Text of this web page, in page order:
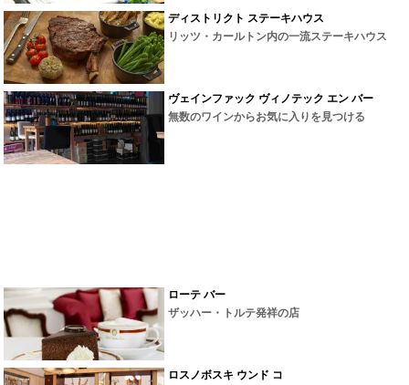
ディストリクト ステーキハウス
リッツ・カールトン内の一流ステーキハウス
ヴェインファック ヴィノテック エン バー
無数のワインからお気に入りを見つける
ローテ バー
ザッハー・トルテ発祥の店
ロスノボスキ ウンド コ